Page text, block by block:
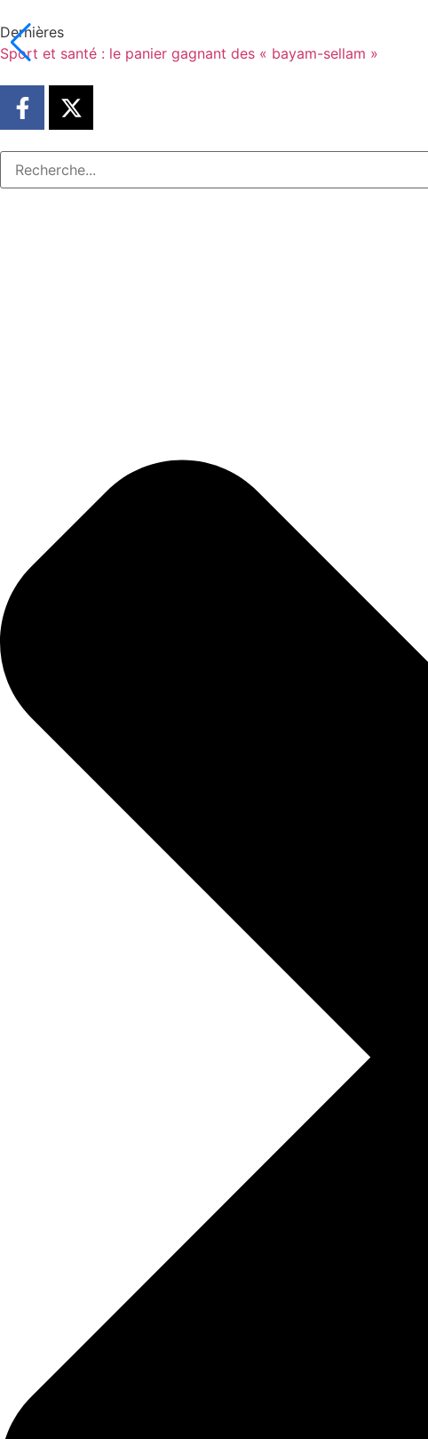
Dernières
Sport et santé : le panier gagnant des « bayam-sellam »